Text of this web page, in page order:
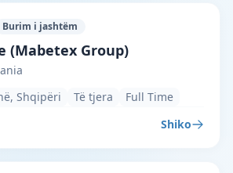
Burim i jashtëm
· Tiranë · #2624 —
(Mabetex Group)
Shqipëri
Të tjera Full Time
Shiko